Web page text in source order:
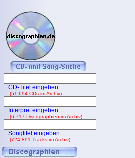
CD-Titel eingeben
(51.694 CDs im Archiv)
Interpret eingeben
(6.717 Discographien im Archiv)
Songtitel eingeben
(724.891 Tracks im Archiv)